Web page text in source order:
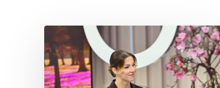
Najczęstsze
przyczyny
utraty
włosów